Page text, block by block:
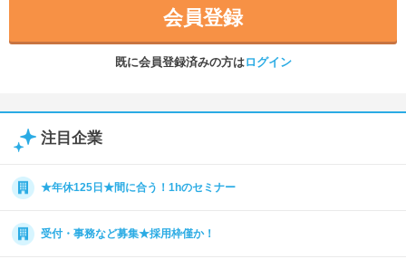
会員登録
既に会員登録済みの方はログイン
注目企業
★年休125日★間に合う！1hのセミナー
受付・事務など募集★採用枠僅か！